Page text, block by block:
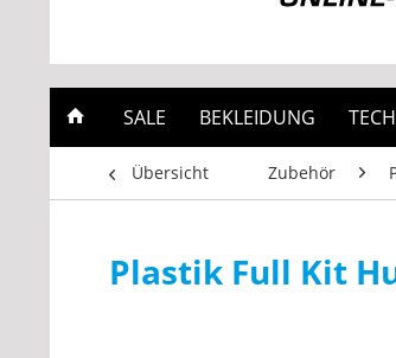
SALE BEKLEIDUNG
Übersicht Zubehör
Plastik Full Kit